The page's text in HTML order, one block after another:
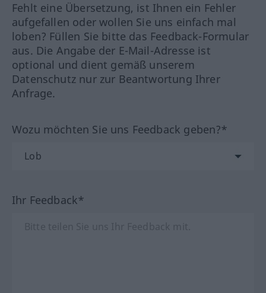
Fehlt eine Übersetzung, ist Ihnen ein Fehler
aufgefallen oder wollen Sie uns einfach mal
loben? Füllen Sie bitte das Feedback-Formular
aus. Die Angabe der E-Mail-Adresse ist
optional und dient gemäß unserem
Datenschutz nur zur Beantwortung Ihrer
Anfrage.
Wozu möchten Sie uns Feedback geben?*
Ihr Feedback*